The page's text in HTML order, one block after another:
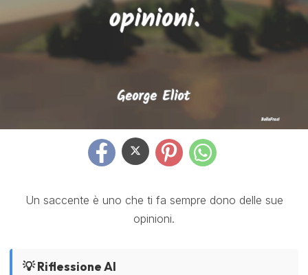
Un saccente è uno che ti fa sempre dono delle sue
opinioni.
💡 Riflessione AI